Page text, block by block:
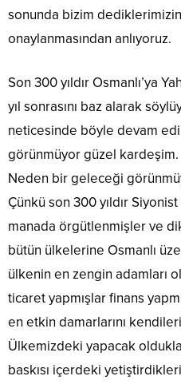
sonunda bizim dediklerimizin
onaylanmasından anlıyoruz.
Son 300 yıldır Osmanlı’ya
yıl sonrasını baz alarak
neticesinde böyle devam
görünmüyor güzel kardeşim.
Neden bir geleceği
Çünkü son 300 yıldır
manada örgütlenmişler ve
bütün ülkelerine Osmanlı
ülkenin en zengin adamları
ticaret yapmışlar finans
en etkin damarlarını
Ülkemizdeki yapacak
baskısı içerdeki